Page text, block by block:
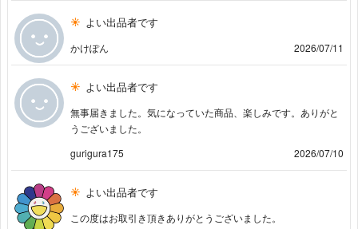
よい出品者です
かけぽん 2026/07/11
よい出品者です
無事届きました。気になっていた商品、楽しみです。ありがと
うございました。
gurigura175
2026/07/10
よい出品者です
この度はお取引き頂きありがとうございました。